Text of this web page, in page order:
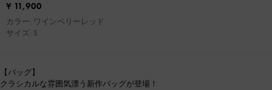
¥ 11,900
カラー: ワインベリーレッド
サイズ: S
【バッグ】
クラシカルな雰囲気漂う新作バッグが登場！